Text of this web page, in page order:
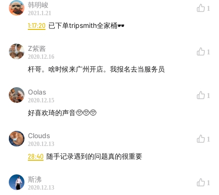
话
去把它重新看一遍
00:23:46甜蜜很美好，甜蜜长久吗？
00:42:07把美好留在记忆里，而不用去界定它
00:52:21 对于喜欢的东西，去感知它、享受它、分享它，
而不是去“说服”别人​
00:59:09所有的食物、食材都有最佳的生命周期
01:02:34天马行空的创意可以做概念，但并不持久
韩明峻
2021.1.21
1
1:17:20 已下单tripsmith全家桶🕶
Z紫酱
2020.12.16
1
杆哥。啥时候来广州开店。我报名去当服务员
Oolas
2020.12.15
1
好喜欢琦的声音🥺🥺🥺
Clouds
2020.12.13
1
28:40 随手记录遇到的问题真的很重要
斯沸
2020.12.13
1